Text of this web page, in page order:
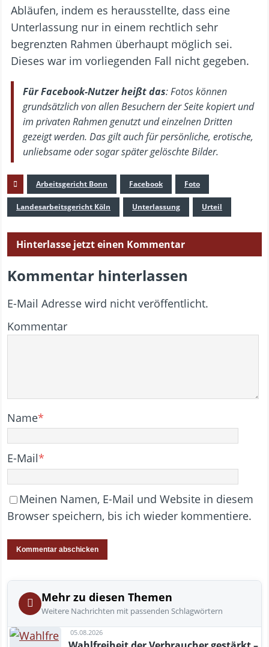
Abläufen, indem es herausstellte, dass eine
Unterlassung nur in einem rechtlich sehr
begrenzten Rahmen überhaupt möglich sei.
Dieses war im vorliegenden Fall nicht gegeben.
Für Facebook-Nutzer heißt das: Fotos können
grundsätzlich von allen Besuchern der Seite kopiert und
im privaten Rahmen genutzt und einzelnen Dritten
gezeigt werden. Das gilt auch für persönliche, erotische,
unliebsame oder sogar später gelöschte Bilder.
Arbeitsgericht Bonn Facebook Foto
Landesarbeitsgericht Köln Unterlassung Urteil
Hinterlasse jetzt einen Kommentar
Kommentar hinterlassen
E-Mail Adresse wird nicht veröffentlicht.
Kommentar
Name*
E-Mail*
Meinen Namen, E-Mail und Website in diesem
Browser speichern, bis ich wieder kommentiere.
Mehr zu diesen Themen
Weitere Nachrichten mit passenden Schlagwörtern
05.08.2026